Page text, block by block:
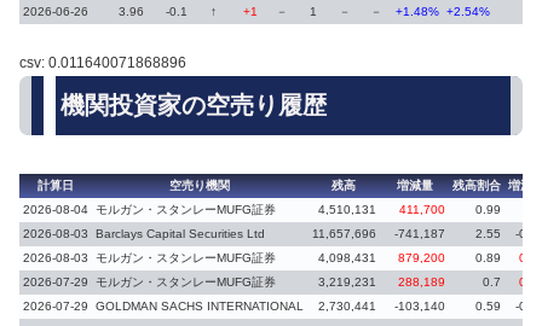
2026-06-26
3.96 -0.1 ↑ +1 － 1 － － +1.48% +2.54%
csv: 0.011640071868896
機関投資家の空売り履歴
計算日 空売り機関 残高 増減量 残高割合 増減
2026-08-04 モルガン・スタンレーMUFG証券 4,510,131 411,700 0.99
2026-08-03
Barclays Capital Securities Ltd 11,657,696 -741,187 2.55
-
2026-08-03
モルガン・スタンレーMUFG証券 4,098,431 879,200 0.89
2026-07-29
モルガン・スタンレーMUFG証券 3,219,231 288,189 0.7
2026-07-29
GOLDMAN SACHS INTERNATIONAL 2,730,441 -103,140 0.59
-